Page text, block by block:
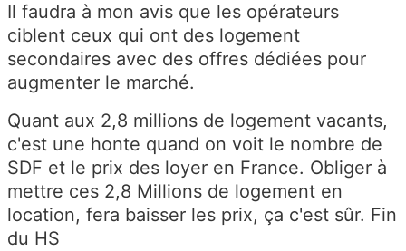
Il faudra à mon avis que les opérateurs
ciblent ceux qui ont des logement
secondaires avec des offres dédiées pour
augmenter le marché.
Quant aux 2,8 millions de logement vacants,
c'est une honte quand on voit le nombre de
SDF et le prix des loyer en France. Obliger à
mettre ces 2,8 Millions de logement en
location, fera baisser les prix, ça c'est sûr. Fin
du HS